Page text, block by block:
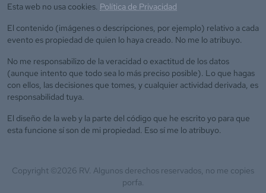
Esta web no usa cookies. Política de Privacidad
El contenido (imágenes o descripciones, por ejemplo) relativo a cada
evento es propiedad de quien lo haya creado. No me lo atribuyo.
No me responsabilizo de la veracidad o exactitud de los datos
(aunque intento que todo sea lo más preciso posible). Lo que hagas
con ellos, las decisiones que tomes, y cualquier actividad derivada, es
responsabilidad tuya.
El diseño de la web y la parte del código que he escrito yo para que
esta funcione sí son de mi propiedad. Eso sí me lo atribuyo.
Copyright ©2026 RV. Algunos derechos reservados, no me copies
porfa.